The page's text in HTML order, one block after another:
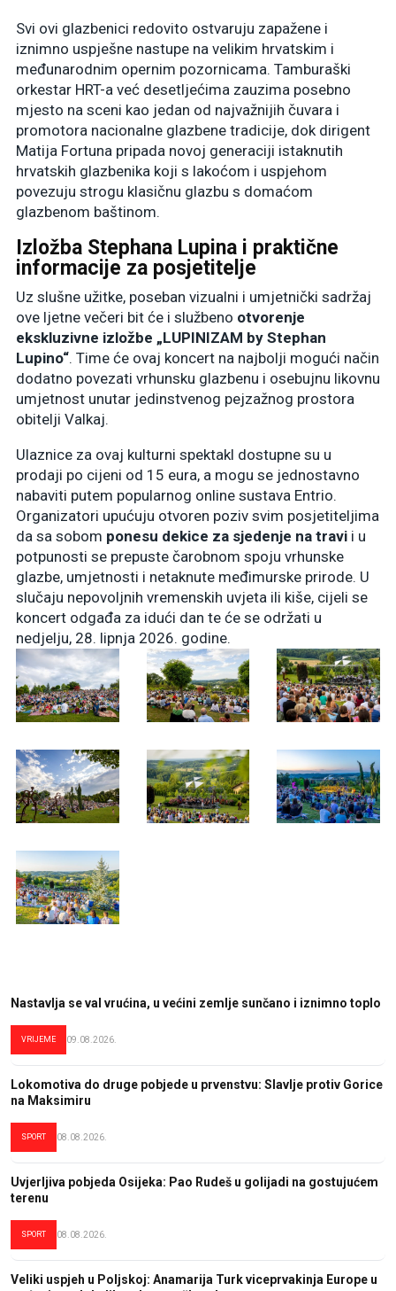
Svi ovi glazbenici redovito ostvaruju zapažene i
iznimno uspješne nastupe na velikim hrvatskim i
međunarodnim opernim pozornicama. Tamburaški
orkestar HRT-a već desetljećima zauzima posebno
mjesto na sceni kao jedan od najvažnijih čuvara i
promotora nacionalne glazbene tradicije, dok dirigent
Matija Fortuna pripada novoj generaciji istaknutih
hrvatskih glazbenika koji s lakoćom i uspjehom
povezuju strogu klasičnu glazbu s domaćom
glazbenom baštinom.
Izložba Stephana Lupina i praktične
informacije za posjetitelje
Uz slušne užitke, poseban vizualni i umjetnički sadržaj
ove ljetne večeri bit će i službeno otvorenje
ekskluzivne izložbe „LUPINIZAM by Stephan
Lupino“. Time će ovaj koncert na najbolji mogući način
dodatno povezati vrhunsku glazbenu i osebujnu likovnu
umjetnost unutar jedinstvenog pejzažnog prostora
obitelji Valkaj.
Ulaznice za ovaj kulturni spektakl dostupne su u
prodaji po cijeni od 15 eura, a mogu se jednostavno
nabaviti putem popularnog online sustava Entrio.
Organizatori upućuju otvoren poziv svim posjetiteljima
da sa sobom ponesu dekice za sjedenje na travi i u
potpunosti se prepuste čarobnom spoju vrhunske
glazbe, umjetnosti i netaknute međimurske prirode. U
slučaju nepovoljnih vremenskih uvjeta ili kiše, cijeli se
koncert odgađa za idući dan te će se održati u
nedjelju, 28. lipnja 2026. godine.
Nastavlja se val vrućina, u većini zemlje sunčano i iznimno toplo
VRIJEME 09.08.2026.
Lokomotiva do druge pobjede u prvenstvu: Slavlje protiv Gorice
na Maksimiru
SPORT 08.08.2026.
Uvjerljiva pobjeda Osijeka: Pao Rudeš u golijadi na gostujućem
terenu
SPORT 08.08.2026.
Veliki uspjeh u Poljskoj: Anamarija Turk viceprvakinja Europe u